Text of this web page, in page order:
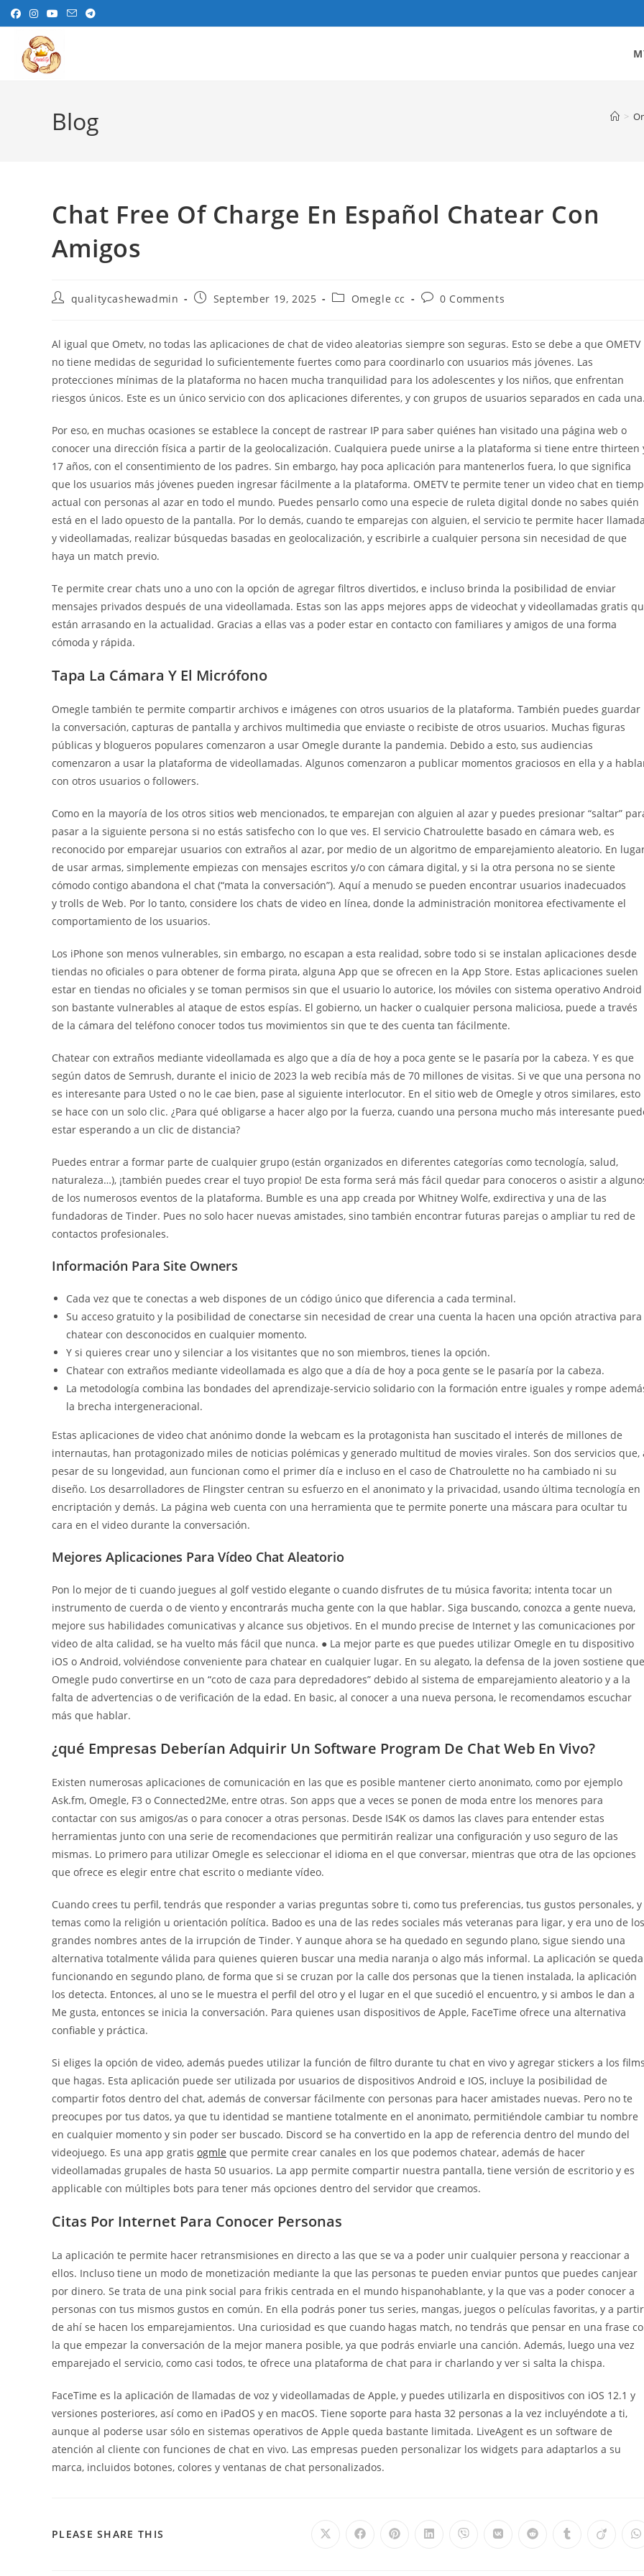
Skip
to
content
Blog >
Chat Free Of Charge En Español Chatear Con
Amigos
Postqualitycashewadmin
PostSeptember 19, 2025
PostOmegle cc
Post0 Comments
Al igual que Ometv, no todas las aplicaciones de chat de video aleatorias siempre son seguras. Esto se debe a que OMETV
no tiene medidas de seguridad lo suficientemente fuertes como para coordinarlo con usuarios más jóvenes. Las
protecciones mínimas de la plataforma no hacen mucha tranquilidad para los adolescentes y los niños, que enfrentan
riesgos únicos. Este es un único servicio con dos aplicaciones diferentes, y con grupos de usuarios separados en cada
Por eso, en muchas ocasiones se establece la concept de rastrear IP para saber quiénes han visitado una página web o
conocer una dirección física a partir de la geolocalización. Cualquiera puede unirse a la plataforma si tiene entre thirteen
17 años, con el consentimiento de los padres. Sin embargo, hay poca aplicación para mantenerlos fuera, lo que significa
que los usuarios más jóvenes pueden ingresar fácilmente a la plataforma. OMETV te permite tener un video chat en
actual con personas al azar en todo el mundo. Puedes pensarlo como una especie de ruleta digital donde no sabes quién
está en el lado opuesto de la pantalla. Por lo demás, cuando te emparejas con alguien, el servicio te permite hacer
y videollamadas, realizar búsquedas basadas en geolocalización, y escribirle a cualquier persona sin necesidad de que
haya un match previo.
Te permite crear chats uno a uno con la opción de agregar filtros divertidos, e incluso brinda la posibilidad de enviar
mensajes privados después de una videollamada. Estas son las apps mejores apps de videochat y videollamadas gratis
están arrasando en la actualidad. Gracias a ellas vas a poder estar en contacto con familiares y amigos de una forma
cómoda y rápida.
Tapa La Cámara Y El Micrófono
Omegle también te permite compartir archivos e imágenes con otros usuarios de la plataforma. También puedes guardar
la conversación, capturas de pantalla y archivos multimedia que enviaste o recibiste de otros usuarios. Muchas figuras
públicas y blogueros populares comenzaron a usar Omegle durante la pandemia. Debido a esto, sus audiencias
comenzaron a usar la plataforma de videollamadas. Algunos comenzaron a publicar momentos graciosos en ella y a
con otros usuarios o followers.
Como en la mayoría de los otros sitios web mencionados, te emparejan con alguien al azar y puedes presionar “saltar”
pasar a la siguiente persona si no estás satisfecho con lo que ves. El servicio Chatroulette basado en cámara web, es
reconocido por emparejar usuarios con extraños al azar, por medio de un algoritmo de emparejamiento aleatorio. En
de usar armas, simplemente empiezas con mensajes escritos y/o con cámara digital, y si la otra persona no se siente
cómodo contigo abandona el chat (“mata la conversación”). Aquí a menudo se pueden encontrar usuarios inadecuados
y trolls de Web. Por lo tanto, considere los chats de video en línea, donde la administración monitorea efectivamente el
comportamiento de los usuarios.
Los iPhone son menos vulnerables, sin embargo, no escapan a esta realidad, sobre todo si se instalan aplicaciones desde
tiendas no oficiales o para obtener de forma pirata, alguna App que se ofrecen en la App Store. Estas aplicaciones suelen
estar en tiendas no oficiales y se toman permisos sin que el usuario lo autorice, los móviles con sistema operativo Android
son bastante vulnerables al ataque de estos espías. El gobierno, un hacker o cualquier persona maliciosa, puede a través
de la cámara del teléfono conocer todos tus movimientos sin que te des cuenta tan fácilmente.
Chatear con extraños mediante videollamada es algo que a día de hoy a poca gente se le pasaría por la cabeza. Y es que
según datos de Semrush, durante el inicio de 2023 la web recibía más de 70 millones de visitas. Si ve que una persona no
es interesante para Usted o no le cae bien, pase al siguiente interlocutor. En el sitio web de Omegle y otros similares, esto
se hace con un solo clic. ¿Para qué obligarse a hacer algo por la fuerza, cuando una persona mucho más interesante
estar esperando a un clic de distancia?
Puedes entrar a formar parte de cualquier grupo (están organizados en diferentes categorías como tecnología, salud,
naturaleza…), ¡también puedes crear el tuyo propio! De esta forma será más fácil quedar para conoceros o asistir a
de los numerosos eventos de la plataforma. Bumble es una app creada por Whitney Wolfe, exdirectiva y una de las
fundadoras de Tinder. Pues no solo hacer nuevas amistades, sino también encontrar futuras parejas o ampliar tu red de
contactos profesionales.
Información Para Site Owners
Cada vez que te conectas a web dispones de un código único que diferencia a cada terminal.
Su acceso gratuito y la posibilidad de conectarse sin necesidad de crear una cuenta la hacen una opción atractiva para
chatear con desconocidos en cualquier momento.
Y si quieres crear uno y silenciar a los visitantes que no son miembros, tienes la opción.
Chatear con extraños mediante videollamada es algo que a día de hoy a poca gente se le pasaría por la cabeza.
La metodología combina las bondades del aprendizaje-servicio solidario con la formación entre iguales y rompe
la brecha intergeneracional.
Estas aplicaciones de video chat anónimo donde la webcam es la protagonista han suscitado el interés de millones de
internautas, han protagonizado miles de noticias polémicas y generado multitud de movies virales. Son dos servicios que,
pesar de su longevidad, aun funcionan como el primer día e incluso en el caso de Chatroulette no ha cambiado ni su
diseño. Los desarrolladores de Flingster centran su esfuerzo en el anonimato y la privacidad, usando última tecnología en
encriptación y demás. La página web cuenta con una herramienta que te permite ponerte una máscara para ocultar tu
cara en el video durante la conversación.
Mejores Aplicaciones Para Vídeo Chat Aleatorio
Pon lo mejor de ti cuando juegues al golf vestido elegante o cuando disfrutes de tu música favorita; intenta tocar un
instrumento de cuerda o de viento y encontrarás mucha gente con la que hablar. Siga buscando, conozca a gente nueva,
mejore sus habilidades comunicativas y alcance sus objetivos. En el mundo precise de Internet y las comunicaciones por
video de alta calidad, se ha vuelto más fácil que nunca. ● La mejor parte es que puedes utilizar Omegle en tu dispositivo
iOS o Android, volviéndose conveniente para chatear en cualquier lugar. En su alegato, la defensa de la joven sostiene que
Omegle pudo convertirse en un “coto de caza para depredadores” debido al sistema de emparejamiento aleatorio y a la
falta de advertencias o de verificación de la edad. En basic, al conocer a una nueva persona, le recomendamos escuchar
más que hablar.
¿qué Empresas Deberían Adquirir Un Software Program De Chat Web En Vivo?
Existen numerosas aplicaciones de comunicación en las que es posible mantener cierto anonimato, como por ejemplo
Ask.fm, Omegle, F3 o Connected2Me, entre otras. Son apps que a veces se ponen de moda entre los menores para
contactar con sus amigos/as o para conocer a otras personas. Desde IS4K os damos las claves para entender estas
herramientas junto con una serie de recomendaciones que permitirán realizar una configuración y uso seguro de las
mismas. Lo primero para utilizar Omegle es seleccionar el idioma en el que conversar, mientras que otra de las opciones
que ofrece es elegir entre chat escrito o mediante vídeo.
Cuando crees tu perfil, tendrás que responder a varias preguntas sobre ti, como tus preferencias, tus gustos personales, y
temas como la religión u orientación política. Badoo es una de las redes sociales más veteranas para ligar, y era uno de los
grandes nombres antes de la irrupción de Tinder. Y aunque ahora se ha quedado en segundo plano, sigue siendo una
alternativa totalmente válida para quienes quieren buscar una media naranja o algo más informal. La aplicación se queda
funcionando en segundo plano, de forma que si se cruzan por la calle dos personas que la tienen instalada, la aplicación
los detecta. Entonces, al uno se le muestra el perfil del otro y el lugar en el que sucedió el encuentro, y si ambos le dan a
Me gusta, entonces se inicia la conversación. Para quienes usan dispositivos de Apple, FaceTime ofrece una alternativa
confiable y práctica.
Si eliges la opción de video, además puedes utilizar la función de filtro durante tu chat en vivo y agregar stickers a los
que hagas. Esta aplicación puede ser utilizada por usuarios de dispositivos Android e IOS, incluye la posibilidad de
compartir fotos dentro del chat, además de conversar fácilmente con personas para hacer amistades nuevas. Pero no te
preocupes por tus datos, ya que tu identidad se mantiene totalmente en el anonimato, permitiéndole cambiar tu nombre
en cualquier momento y sin poder ser buscado. Discord se ha convertido en la app de referencia dentro del mundo del
videojuego. Es una app gratis ogmle que permite crear canales en los que podemos chatear, además de hacer
videollamadas grupales de hasta 50 usuarios. La app permite compartir nuestra pantalla, tiene versión de escritorio y es
applicable con múltiples bots para tener más opciones dentro del servidor que creamos.
Citas Por Internet Para Conocer Personas
La aplicación te permite hacer retransmisiones en directo a las que se va a poder unir cualquier persona y reaccionar a
ellos. Incluso tiene un modo de monetización mediante la que las personas te pueden enviar puntos que puedes canjear
por dinero. Se trata de una pink social para frikis centrada en el mundo hispanohablante, y la que vas a poder conocer a
personas con tus mismos gustos en común. En ella podrás poner tus series, mangas, juegos o películas favoritas, y a partir
de ahí se hacen los emparejamientos. Una curiosidad es que cuando hagas match, no tendrás que pensar en una frase
la que empezar la conversación de la mejor manera posible, ya que podrás enviarle una canción. Además, luego una vez
emparejado el servicio, como casi todos, te ofrece una plataforma de chat para ir charlando y ver si salta la chispa.
FaceTime es la aplicación de llamadas de voz y videollamadas de Apple, y puedes utilizarla en dispositivos con iOS 12.1 y
versiones posteriores, así como en iPadOS y en macOS. Tiene soporte para hasta 32 personas a la vez incluyéndote a ti,
aunque al poderse usar sólo en sistemas operativos de Apple queda bastante limitada. LiveAgent es un software de
atención al cliente con funciones de chat en vivo. Las empresas pueden personalizar los widgets para adaptarlos a su
marca, incluidos botones, colores y ventanas de chat personalizados.
PLEASE SHARE THIS Opens Opens Opens Opens Opens Opens Opens Opens Opens